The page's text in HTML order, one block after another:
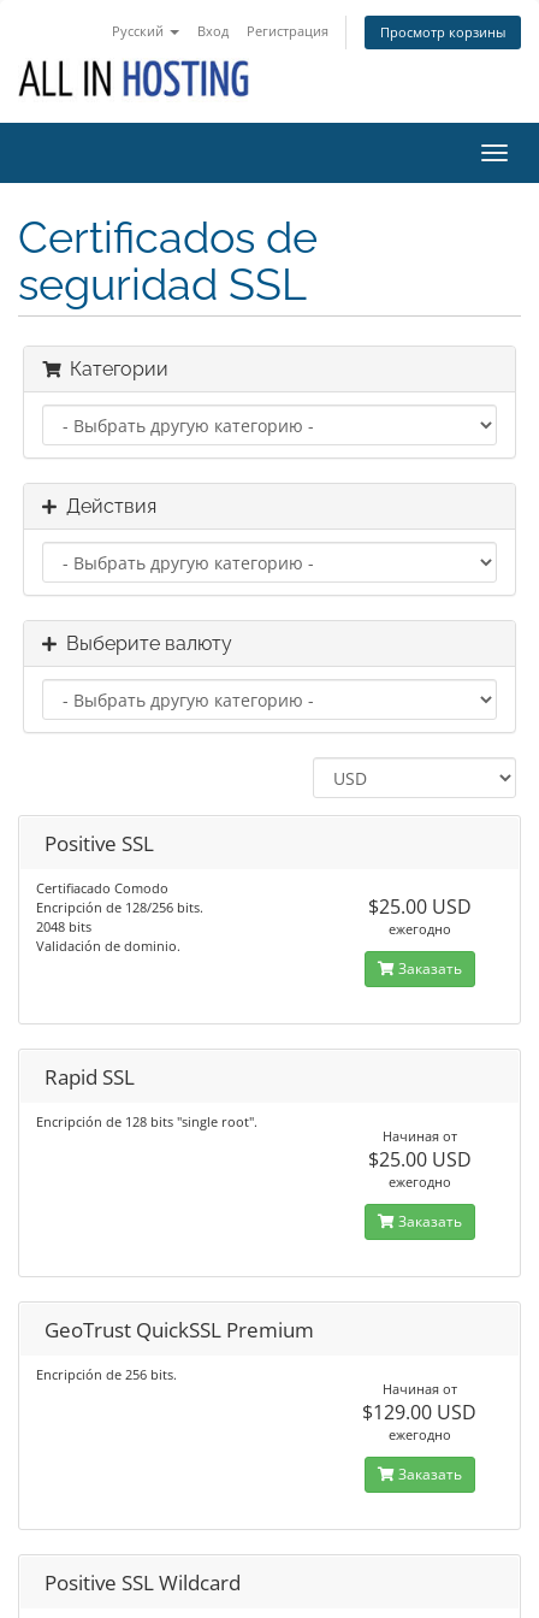
Русский Вход Регистрация Просмотр корзины
Certificados de
seguridad SSL
Категории
Действия
Выберите валюту
Positive SSL
Certifiacado Comodo
Encripción de 128/256 bits.
2048 bits
Validación de dominio.
$25.00 USD
ежегодно
Заказать
Rapid SSL
Encripción de 128 bits "single root".
Начиная от
$25.00 USD
ежегодно
Заказать
GeoTrust QuickSSL Premium
Encripción de 256 bits.
Начиная от
$129.00 USD
ежегодно
Заказать
Positive SSL Wildcard